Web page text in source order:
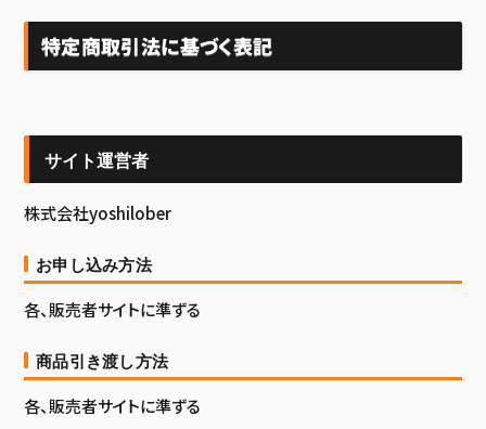
特定商取引法に基づく表記
サイト運営者
株式会社yoshilober
お申し込み方法
各、販売者サイトに準ずる
商品引き渡し方法
各、販売者サイトに準ずる